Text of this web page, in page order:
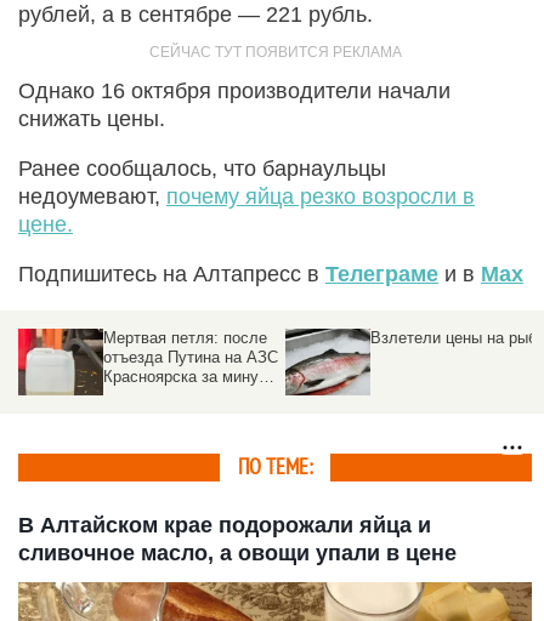
рублей, а в сентябре — 221 рубль.
Однако 16 октября производители начали
снижать цены.
Ранее сообщалось, что барнаульцы
недоумевают, почему яйца резко возросли в
цене.
Подпишитесь на Алтапресс в Телеграме и в Max
Мертвая петля: после
отъезда Путина на АЗС
Красноярска за минуту
Взлетели цены на рыбу
ПО ТЕМЕ:
В Алтайском крае подорожали яйца и
сливочное масло, а овощи упали в цене